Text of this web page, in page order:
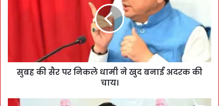
सुबह की सैर पर निकले धामी ने खुद बनाई अदरक की
चाय।